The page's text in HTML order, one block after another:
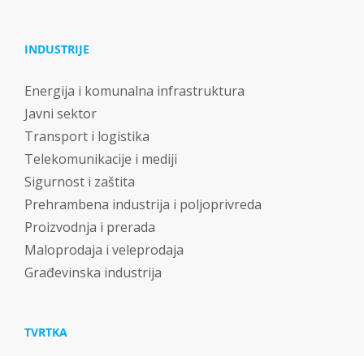
INDUSTRIJE
Energija i komunalna infrastruktura
Javni sektor
Transport i logistika
Telekomunikacije i mediji
Sigurnost i zaštita
Prehrambena industrija i poljoprivreda
Proizvodnja i prerada
Maloprodaja i veleprodaja
Građevinska industrija
TVRTKA